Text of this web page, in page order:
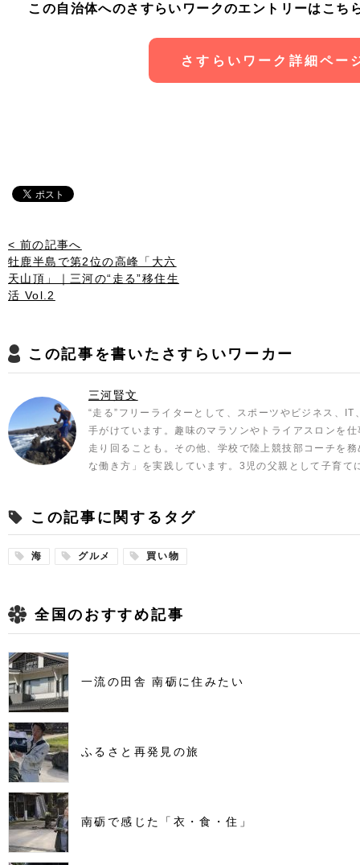
この自治体へのさすらいワークのエントリーはこち
さすらいワーク詳細ペー
< 前の記事へ
牡鹿半島で第2位の高峰「大六
天山頂」｜三河の“走る”移住生
活 Vol.2
この記事を書いたさすらいワーカー
三河賢文
“走る”フリーライターとして、スポーツやビジネス、
手がけています。趣味のマラソンやトライアスロンを
走り回ることも。その他、学校で陸上競技部コーチを
な働き方」を実践しています。3児の父親として子育て
この記事に関するタグ
海 グルメ 買い物
全国のおすすめ記事
一流の田舎 南砺に住みたい
ふるさと再発見の旅
南砺で感じた「衣・食・住」